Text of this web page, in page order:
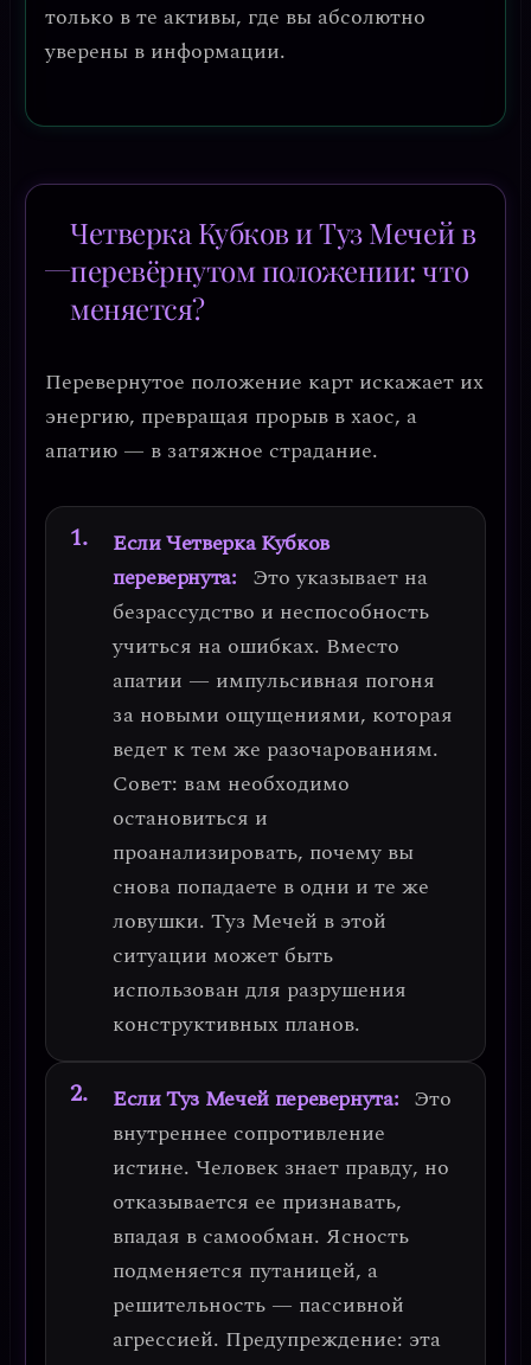
только в те активы, где вы абсолютно
уверены в информации.
Четверка Кубков и Туз Мечей в
перевёрнутом положении: что
меняется?
Перевернутое положение карт искажает их
энергию, превращая прорыв в хаос, а
апатию — в затяжное страдание.
Если Четверка Кубков
перевернута: Это указывает на
безрассудство и неспособность
учиться на ошибках. Вместо
апатии — импульсивная погоня
за новыми ощущениями, которая
ведет к тем же разочарованиям.
Совет: вам необходимо
остановиться и
проанализировать, почему вы
снова попадаете в одни и те же
ловушки. Туз Мечей в этой
ситуации может быть
использован для разрушения
конструктивных планов.
Если Туз Мечей перевернута: Это
внутреннее сопротивление
истине. Человек знает правду, но
отказывается ее признавать,
впадая в самообман. Ясность
подменяется путаницей, а
решительность — пассивной
агрессией. Предупреждение: эта